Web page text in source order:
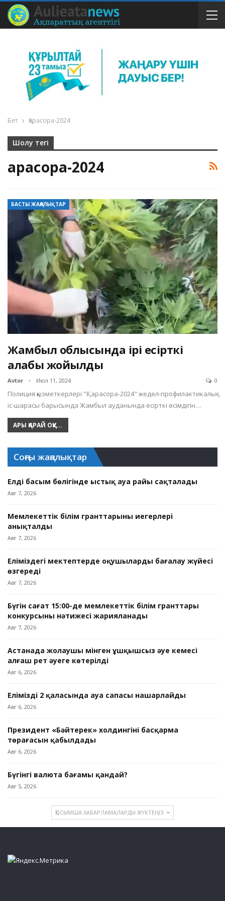
Бет Қарасора-2024
Шолу тегі
Қарасора-2024
БАСТЫ ЖАҢАЛЫҚТАР
Жамбыл облысында ірі есірткі
алқабы жойылды
Avtor Июл 11, 2024 0
Полиция қызметкерлері "Қарасора-2024" жедел-профилактикалық
іс-шарасы барысында Жамбыл ауданында есірткі өсімдігін…
АРЫ ҚАРАЙ ОҚУ...
Соңғы жаңалықтар
Елдің басым бөлігінде ыстық ауа райы сақталады
Авг 7, 2026
Мемлекеттік білім гранттарының иегерлері
анықталды
Авг 7, 2026
Еліміздегі мектептерде оқушыларды бағалау жүйесі
өзгереді
Авг 7, 2026
Бүгін сағат 15:00-де мемлекеттік білім гранттары
конкурсының нәтижесі жарияланады
Авг 7, 2026
Астанада жолаушы мінген ұшқышсыз әуе кемесі
алғаш рет әуеге көтерілді
Авг 6, 2026
Еліміздің 2 қаласында ауа сапасы нашарлайды
Авг 6, 2026
Президент «Бәйтерек» холдингінің басқарма
төрағасын қабылдады
Авг 6, 2026
Бүгінгі валюта бағамы қандай?
Авг 5, 2026
ҚОСЫМША ХАБАРЛАМАЛАРДЫ ЖҮКТЕҢІЗ